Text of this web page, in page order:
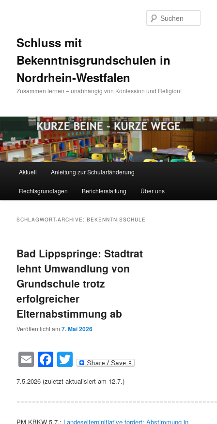
Schluss mit
Bekenntnisgrundschulen in
Nordrhein-Westfalen
Zusammen lernen – unabhängig von Konfession und Religion!
Aktuell Anleitung zur Schulartänderung
Rechtsgrundlagen Berichterstattung Über uns
SCHLAGWORT-ARCHIVE:BEKENNTNISSCHULE
Bad Lippspringe: Stadtrat
lehnt Umwandlung von
Grundschule trotz
erfolgreicher
Elternabstimmung ab
Veröffentlicht am7. Mai 2026
EmailFacebook
Twitter
7.5.2026 (zuletzt aktualisiert am 12.7.)
PM KBKW 5.7.: Landeselterninitiative fordert: Abstimmung in